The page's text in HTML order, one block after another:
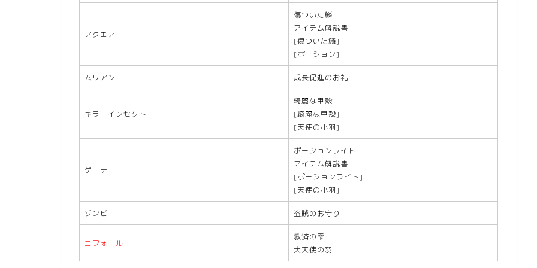
アクエア
傷ついた鱗
アイテム解説書
[傷ついた鱗]
[ポーション]
ムリアン 成長促進のお礼
キラーインセクト
綺麗な甲殻
[綺麗な甲殻]
[天使の小羽]
ゲーテ
ポーションライト
アイテム解説書
[ポーションライト]
[天使の小羽]
ゾンビ 盗賊のお守り
エフォール
救済の雫
大天使の羽